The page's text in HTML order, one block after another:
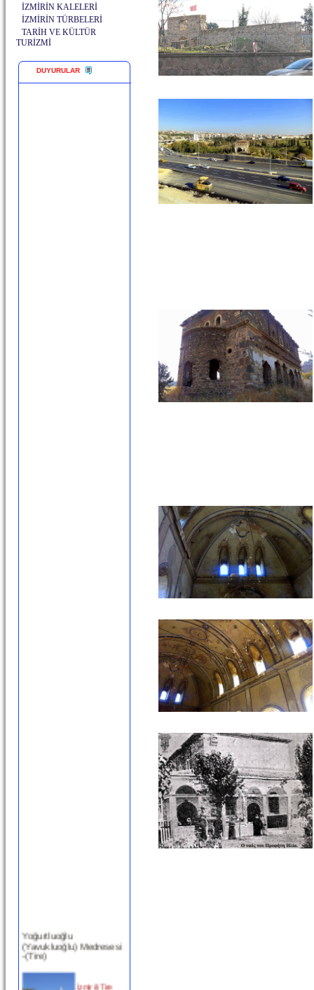
İZMİRİN KALELERİ
İZMİRİN TÜRBELERİ
TARİH VE KÜLTÜR
TURİZMİ
DUYURULAR
(Yavukluoğlu) Medresesi
-(Tire)
ilçesinde,